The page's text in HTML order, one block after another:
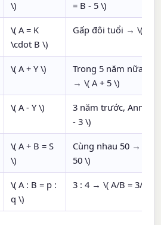
\) = B - 5 \)
\( A = K
\cdot B \)
Gấp đôi tuổi → \( A =
\( A + Y \)
Trong 5 năm nữa,
→ \( A + 5 \)
\( A - Y \)
3 năm trước, Anna →
- 3 \)
\( A + B = S
\)
Cùng nhau 50 → \( A
50 \)
\( A : B = p :
q \)
3 : 4 → \( A/B = 3/4 \)